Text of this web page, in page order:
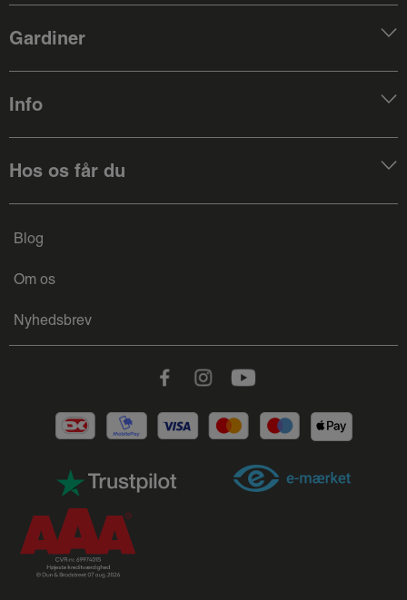
Gardiner
Info
Hos os får du
Blog
Om os
Nyhedsbrev
FacebookInstagramYoutube